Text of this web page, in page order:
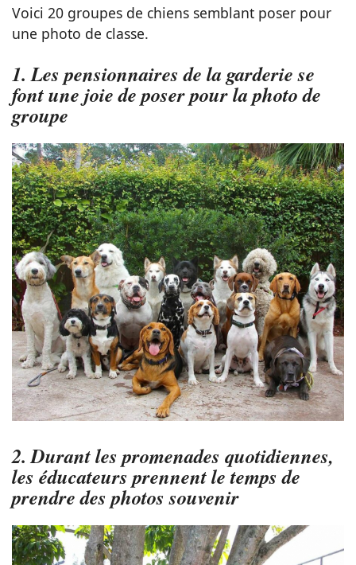
Voici 20 groupes de chiens semblant poser pour
une photo de classe.
1. Les pensionnaires de la garderie se
font une joie de poser pour la photo de
groupe
2. Durant les promenades quotidiennes,
les éducateurs prennent le temps de
prendre des photos souvenir